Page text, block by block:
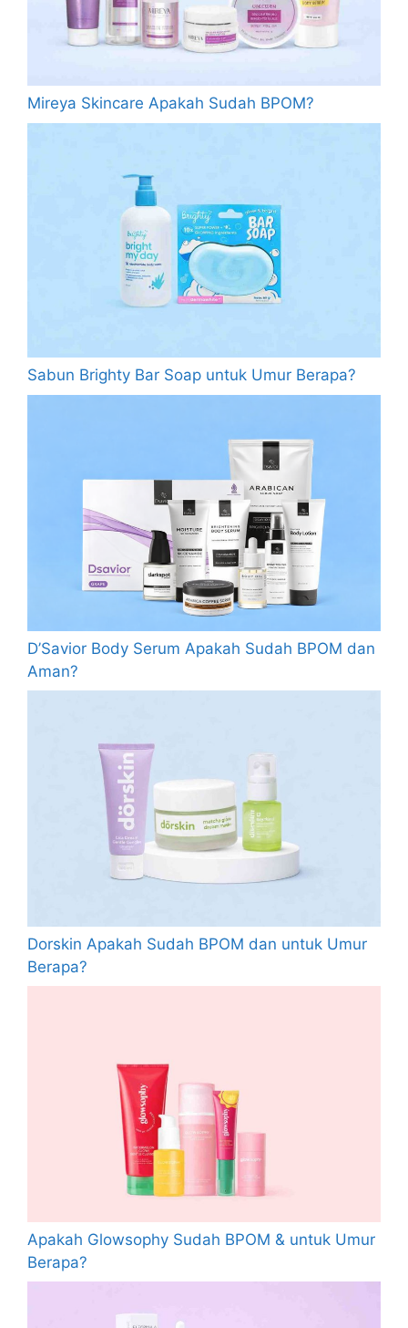
Mireya Skincare Apakah Sudah BPOM?
Sabun Brighty Bar Soap untuk Umur Berapa?
D’Savior Body Serum Apakah Sudah BPOM dan
Aman?
Dorskin Apakah Sudah BPOM dan untuk Umur
Berapa?
Apakah Glowsophy Sudah BPOM & untuk Umur
Berapa?